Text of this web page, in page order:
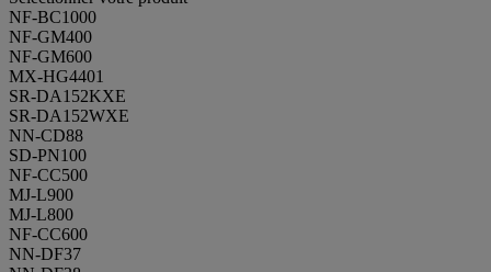
NF-BC1000
NF-GM400
NF-GM600
MX-HG4401
SR-DA152KXE
SR-DA152WXE
NN-CD88
SD-PN100
NF-CC500
MJ-L900
MJ-L800
NF-CC600
NN-DF37